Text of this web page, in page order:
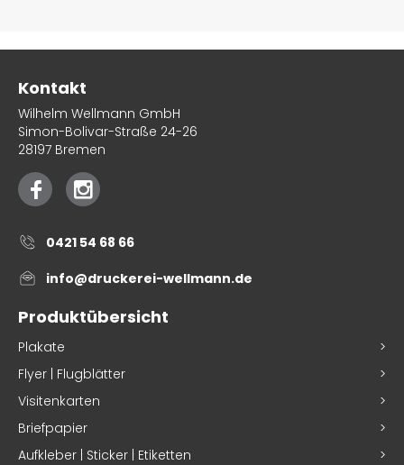
Kontakt
Wilhelm Wellmann GmbH
Simon-Bolivar-Straße 24-26
28197 Bremen
0421 54 68 66
info@druckerei-wellmann.de
Produktübersicht
Plakate
Flyer | Flugblätter
Visitenkarten
Briefpapier
Aufkleber | Sticker | Etiketten